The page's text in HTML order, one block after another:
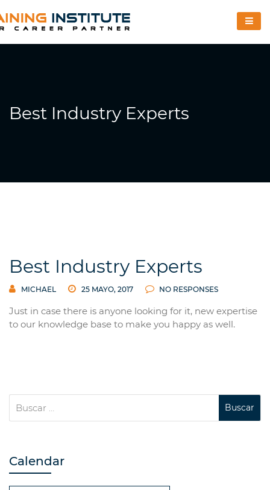
Best Industry Experts
Best Industry Experts
MICHAEL 25 MAYO, 2017 NO RESPONSES
Just in case there is anyone looking for it, new expertise
to our knowledge base to make you happy as well.
Calendar